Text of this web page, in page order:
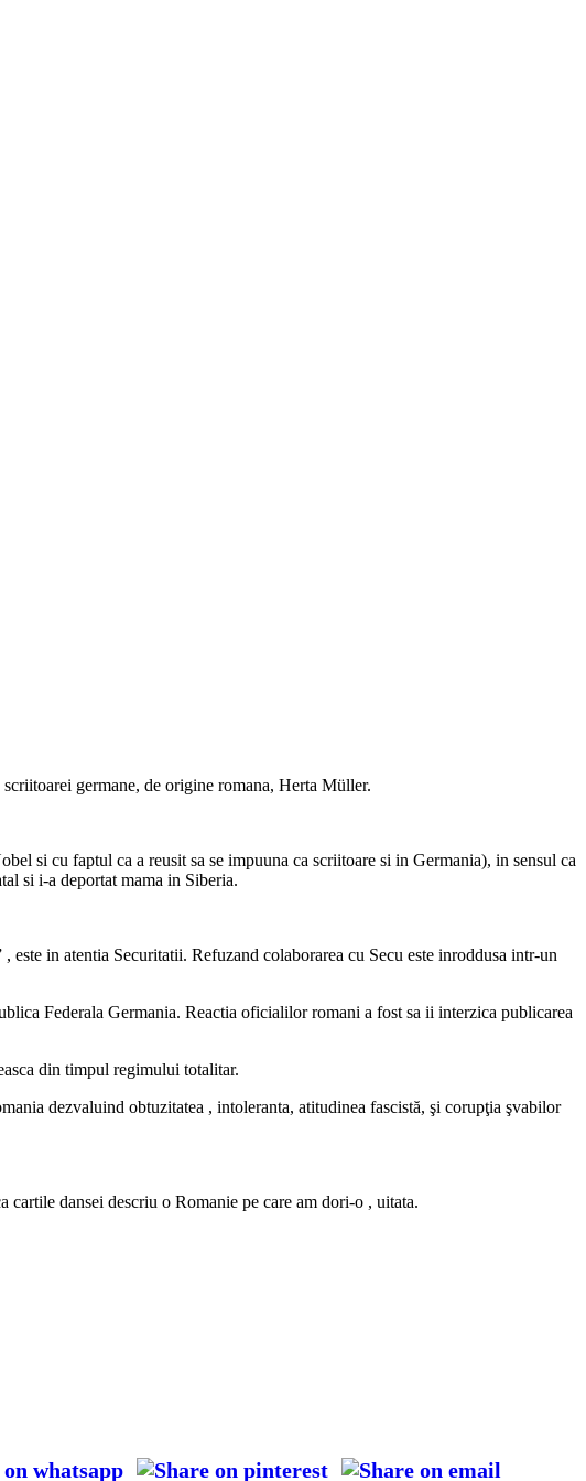
germane, de origine romana, Herta Müller.
si cu faptul ca a reusit sa se impuuna ca scriitoare si in Germania), in sensul ca
si i-a deportat mama in Siberia.
in atentia Securitatii. Refuzand colaborarea cu Secu este inroddusa intr-un
Federala Germania. Reactia oficialilor romani a fost sa ii interzica publicarea
din timpul regimului totalitar.
dezvaluind obtuzitatea , intoleranta, atitudinea fascistă, şi corupţia şvabilor
cartile dansei descriu o Romanie pe care am dori-o , uitata.